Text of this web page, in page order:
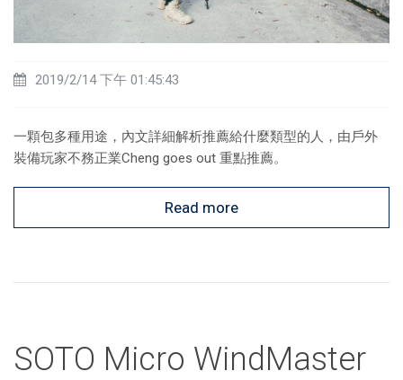
2019/2/14 下午 01:45:43
一顆包多種用途，內文詳細解析推薦給什麼類型的人，由戶外
裝備玩家不務正業Cheng goes out 重點推薦。
Read more
SOTO Micro WindMaster